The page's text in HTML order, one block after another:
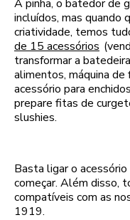
A pinha, o batedor de
incluídos, mas quando
criatividade, temos
de 15 acessórios
transformar a
alimentos, máquina de
acessório para
prepare fitas de
slushies.
Basta ligar o
começar. Além disso,
compatíveis com as
1919.